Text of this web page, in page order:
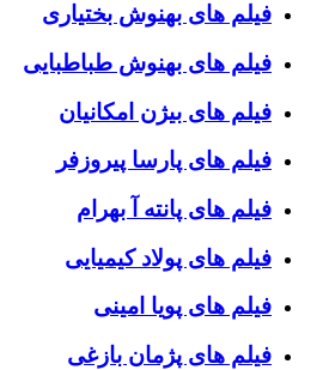
فیلم های بهنوش بختیاری
فیلم های بهنوش طباطبایی
فیلم های بیژن امکانیان
فیلم های پارسا پیروزفر
فیلم های پانته آ بهرام
فیلم های پولاد کیمیایی
فیلم های پویا امینی
فیلم های پژمان بازغی